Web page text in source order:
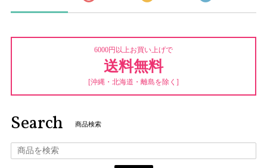
6000円以上お買い上げで
送料無料
[沖縄・北海道・離島を除く]
Search 商品検索